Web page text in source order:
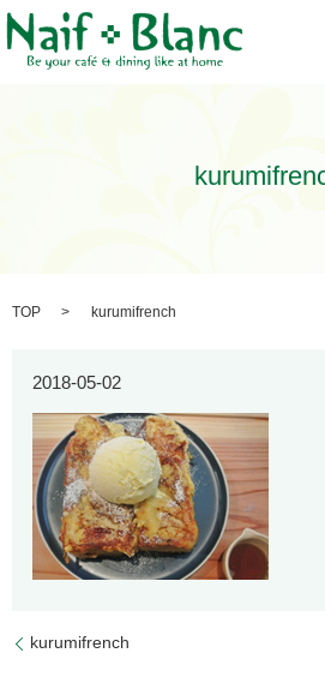
TOP kurumifrench
2018-05-02
kurumifrench